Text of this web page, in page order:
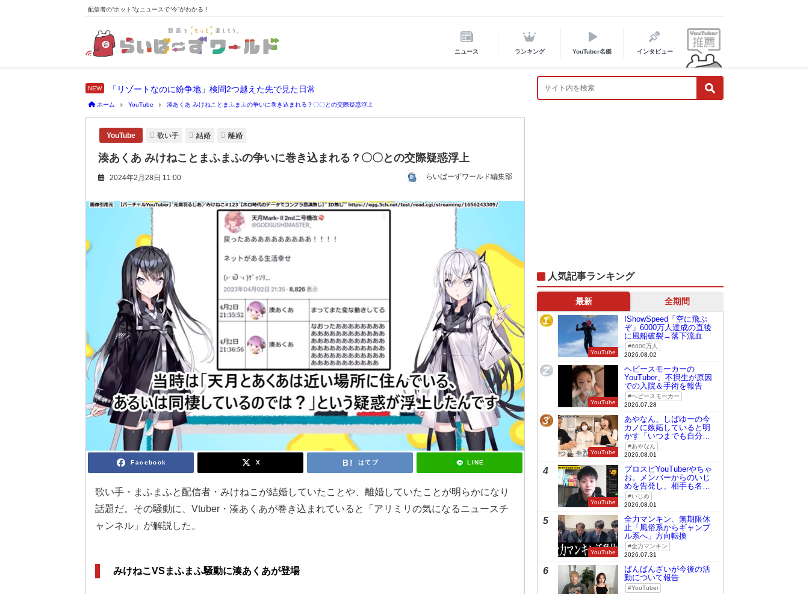
配信者の“ホット”なニュースで“今”がわかる！
ニュース ランキング YouTuber名鑑 インタビュー
「リゾートなのに紛争地」検問2つ越えた先で見た日常
ホーム YouTube 湊あくあ みけねことまふまふの争いに巻き込まれる？〇〇との交際疑惑浮上
YouTube 歌い手 結婚 離婚
湊あくあ みけねことまふまふの争いに巻き込まれる？〇〇との交際疑惑浮上
2024年2月28日 11:00 らいばーずワールド編集部
Facebook X はてブ LINE
歌い手・まふまふと配信者・みけねこが結婚していたことや、離婚していたことが明らかになり
話題だ。その騒動に、Vtuber・湊あくあが巻き込まれていると「アリミリの気になるニュースチ
ャンネル」が解説した。
みけねこVSまふまふ騒動に湊あくあが登場
人気記事ランキング
最新 全期間
1
YouTube
IShowSpeed「空に飛ぶ
ぞ」6000万人達成の直後
に風船破裂→落下流血
6000万人
2026.08.02
2
YouTube
ヘビースモーカーの
YouTuber、不摂生が原因
での入院＆手術を報告
ヘビースモーカー
2026.07.28
3
YouTube
あやなん、しばゆーの今
カノに嫉妬していると明
かす「いつまでも自分の
ものみたいに…」
あやなん
2026.08.01
4
YouTube
プロスピYouTuberやちゃ
お。メンバーからのいじ
めを告発し、相手も名指
しで批判
いじめ
2026.08.01
5
YouTube
全力マンキン、無期限休
止「風俗系からギャンブ
ル系へ」方向転換
全力マンキン
2026.07.31
6
ばんばんざいが今後の活
動について報告
YouTuber